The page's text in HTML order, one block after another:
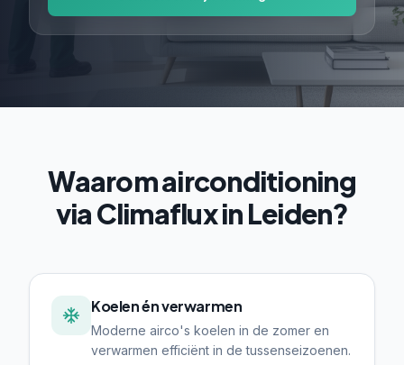
Waarom airconditioning
via Climaflux in Leiden?
Koelen én verwarmen
Moderne airco's koelen in de zomer en
verwarmen efficiënt in de tussenseizoenen.